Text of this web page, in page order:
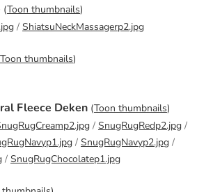
(Toon thumbnails)
/ ShiatsuNeckMassagerp2.jpg
Toon thumbnails)
Fleece Deken (Toon thumbnails)
/ SnugRugRedp2.jpg /
/ SnugRugNavyp2.jpg /
/ SnugRugChocolatep1.jpg